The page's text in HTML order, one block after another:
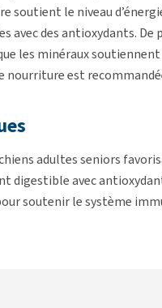
soutient le niveau
avec des antioxydants.
les minéraux
nourriture est
adultes seniors
digestible avec
soutenir le système